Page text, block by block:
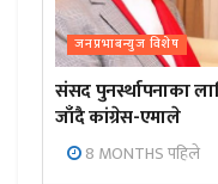
जनप्रभाबन्युज विशेष
संसद पुनर्स्थापनाका
जाँदै कांग्रेस-एमाले
8 MONTHS पहिले